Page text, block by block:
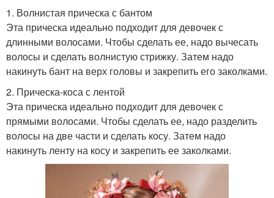
1. Волнистая прическа с бантом
Эта прическа идеально подходит для девочек с
длинными волосами. Чтобы сделать ее, надо вычесать
волосы и сделать волнистую стрижку. Затем надо
накинуть бант на верх головы и закрепить его заколками.
2. Прическа-коса с лентой
Эта прическа идеально подходит для девочек с
прямыми волосами. Чтобы сделать ее, надо разделить
волосы на две части и сделать косу. Затем надо
накинуть ленту на косу и закрепить ее заколками.